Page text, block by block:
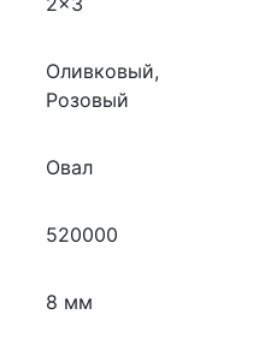
Оливковый,
Розовый
Овал
520000
8 мм